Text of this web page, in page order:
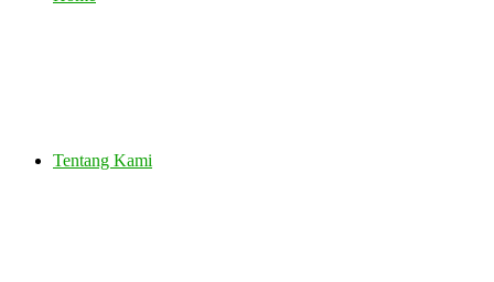
Tentang Kami